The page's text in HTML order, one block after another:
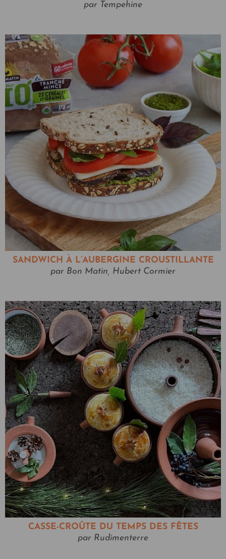
par Tempehine
SANDWICH À L’AUBERGINE CROUSTILLANTE
par Bon Matin, Hubert Cormier
CASSE-CROÛTE DU TEMPS DES FÊTES
par Rudimenterre